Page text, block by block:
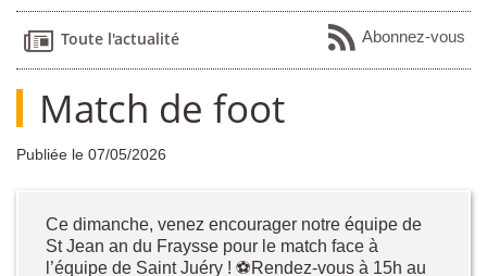
Toute l'actualité Abonnez-vous
Match de foot
Publiée le 07/05/2026
Ce dimanche, venez encourager notre équipe de
St Jean an du Fraysse pour le match face à
l’équipe de Saint Juéry ! ⚽Rendez-vous à 15h au